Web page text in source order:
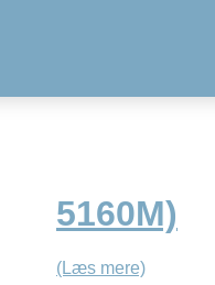
5160M)
(Læs mere)